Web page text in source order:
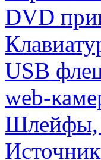
DVD
USB
web-
Шлейфы,